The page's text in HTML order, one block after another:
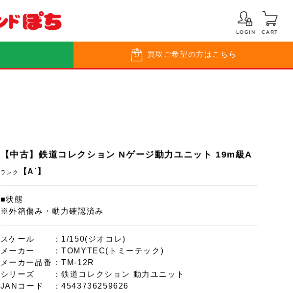
LOGIN CART
買取 ご希望の方はこちら
【中古】鉄道コレクション Nゲージ動力ユニット 19m級A
ランク 【A´】
■状態
※外箱傷み・動力確認済み
スケール
：1/150(ジオコレ)
メーカー
：TOMYTEC(トミーテック)
メーカー品番
：TM-12R
シリーズ
：鉄道コレクション 動力ユニット
JANコード
：4543736259626